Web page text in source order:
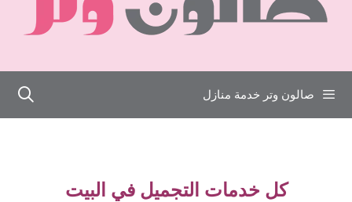
صالون وتر خدمة منازل
كل خدمات التجميل في البيت